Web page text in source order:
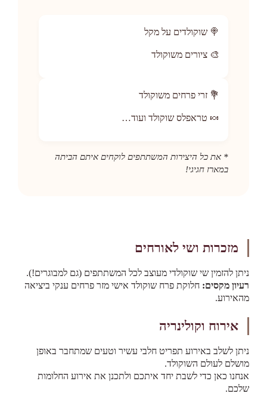
🍭 שוקולדים על מקל
🎨 ציורים משוקולד
💐 זרי פרחים משוקולד
🍬 טראפלס שוקולד ועוד…
* את כל היצירות המשתתפים לוקחים איתם הביתה
במארז חגיגי!
מזכרות ושי לאורחים
ניתן להזמין שי שוקולדי מעוצב לכל המשתתפים (גם למבוגרים!).
רעיון מקסים: חלוקת פרח שוקולד אישי מזר פרחים ענקי ביציאה
מהאירוע.
אירוח וקולינריה
ניתן לשלב באירוע תפריט חלבי עשיר וטעים שמתחבר באופן
מושלם לעולם השוקולד.
אנחנו כאן כדי לשבת יחד איתכם ולתכנן את אירוע החלומות
שלכם.